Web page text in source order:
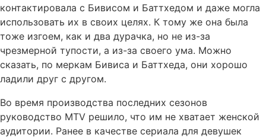
контактировала с Бивисом и Баттхедом и даже могла
использовать их в своих целях. К тому же она была
тоже изгоем, как и два дурачка, но не из-за
чрезмерной тупости, а из-за своего ума. Можно
сказать, по меркам Бивиса и Баттхеда, они хорошо
ладили друг с другом.
Во время производства последних сезонов
руководство MTV решило, что им не хватает женской
аудитории. Ранее в качестве сериала для девушек